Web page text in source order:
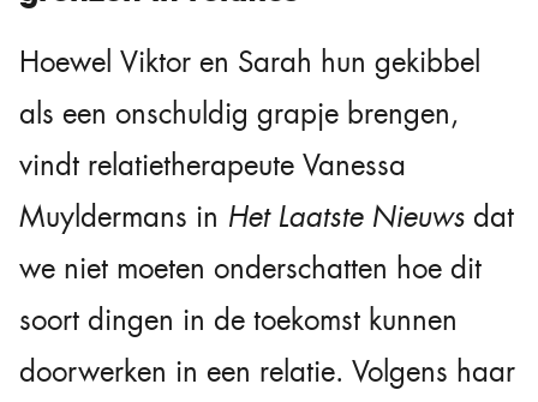
Hoewel Viktor en Sarah hun gekibbel
als een onschuldig grapje brengen,
vindt relatietherapeute Vanessa
Muyldermans in Het Laatste Nieuws dat
we niet moeten onderschatten hoe dit
soort dingen in de toekomst kunnen
doorwerken in een relatie. Volgens haar